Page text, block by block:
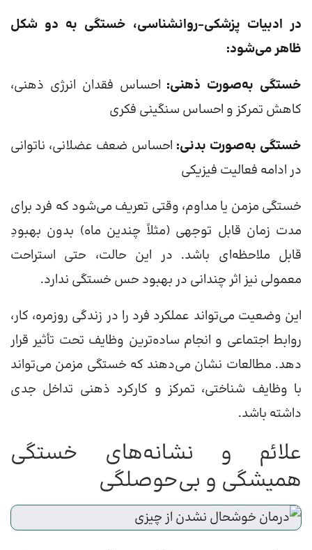
در ادبیات پزشکی-روانشناسی، خستگی به دو شکل
ظاهر می‌شود:
خستگی به‌صورت ذهنی: احساس فقدان انرژی ذهنی،
کاهش تمرکز و احساس سنگینی فکری
خستگی به‌صورت بدنی: احساس ضعف عضلانی، ناتوانی
در ادامه فعالیت فیزیکی
خستگی مزمن یا مداوم، وقتی تعریف می‌شود که فرد برای
مدت زمان قابل توجهی (مثلاً چندین ماه) بدون بهبودِ
قابل ملاحظه‌ای باشد. در این حالت، حتی استراحت
معمولی نیز اثر چندانی در بهبود حس خستگی ندارد.
این وضعیت می‌تواند عملکرد فرد را در زندگی روزمره، کار،
روابط اجتماعی و انجام ساده‌ترین وظایف تحت تأثیر قرار
دهد. مطالعات نشان می‌دهند که خستگی مزمن می‌تواند
با وظایف شناختی، تمرکز و کارکرد ذهنی تداخل جدی
داشته باشد.
علائم و نشانه‌های خستگی
همیشگی و بی‌حوصلگی